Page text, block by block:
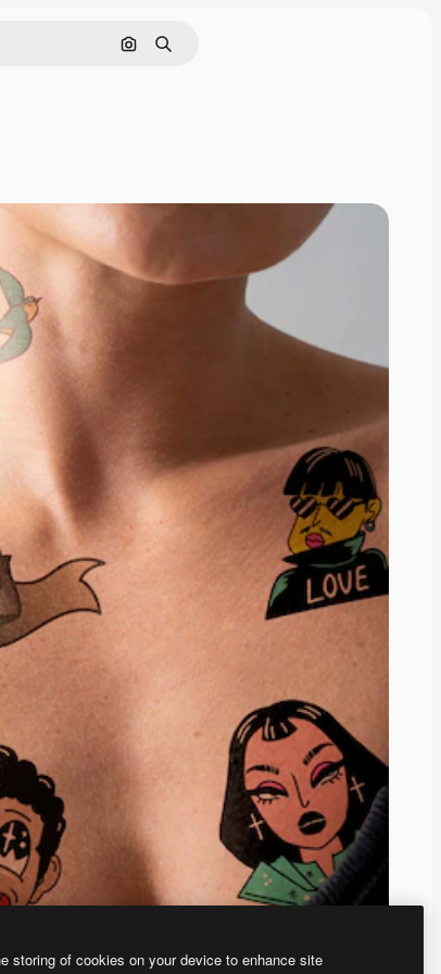
Поиск по изображению
Поиск
storing of cookies on your device to enhance site